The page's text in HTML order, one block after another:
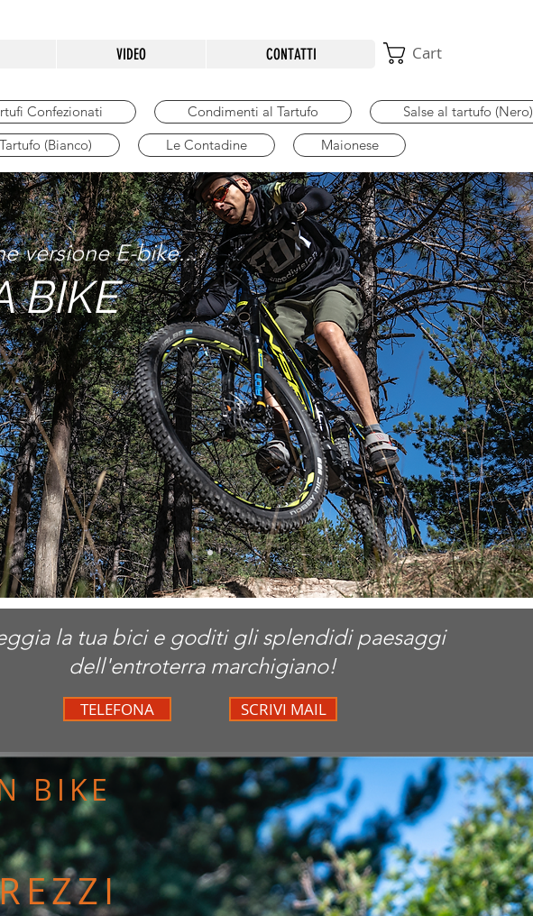
VIDEO CONTATTI Cart
Confezionati Condimenti al Tartufo
Salse al tartufo (Nero)
(Bianco)
Le Contadine Maionese
versione E-bike...
BIKE
la tua bici e goditi gli splendidi paesaggi
dell'entroterra marchigiano!
TELEFONA SCRIVI MAIL
BIKE